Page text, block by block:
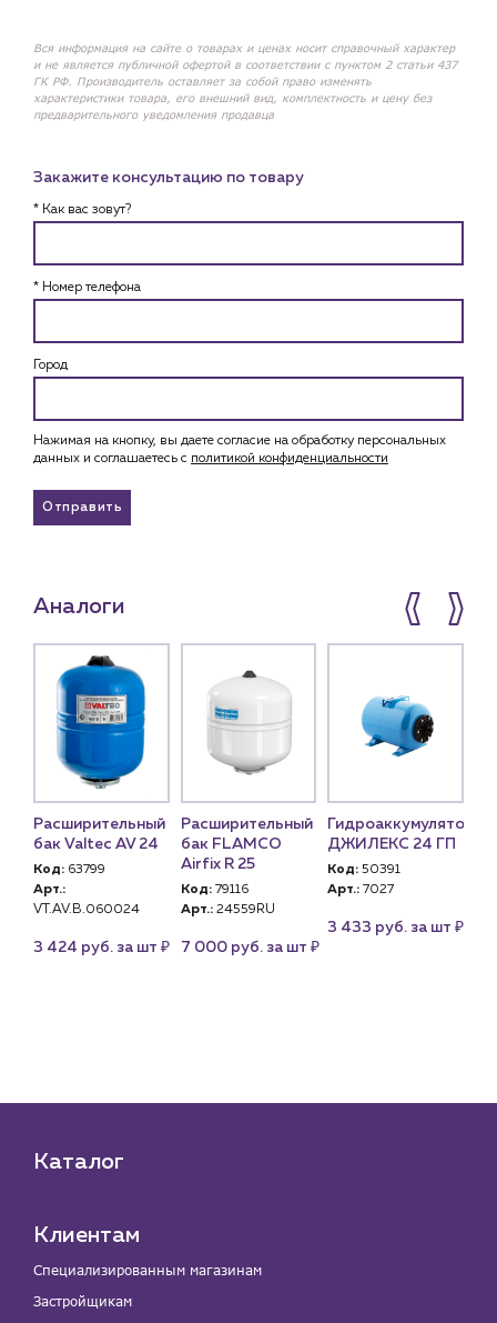
Вся информация на сайте о товарах и ценах носит справочный характер
и не является публичной офертой в соответствии с пунктом 2 статьи 437
ГК РФ. Производитель оставляет за собой право изменять
характеристики товара, его внешний вид, комплектность и цену без
предварительного уведомления продавца
Закажите консультацию по товару
* Как вас зовут?
* Номер телефона
Город
Нажимая на кнопку, вы даете согласие на обработку персональных
данных и соглашаетесь c политикой конфиденциальности
Отправить
Аналоги
Расширительный
бак Valtec AV 24
Код: 63799
Арт.:
VT.AV.B.060024
3 424 руб. за шт ₽
Расширительный
бак FLAMCO
Airfix R 25
Код: 79116
Арт.: 24559RU
7 000 руб. за шт ₽
Гидроаккумулятор
ДЖИЛЕКС 24 ГП
Код: 50391
Арт.: 7027
3 433 руб. за шт₽
Каталог
Клиентам
Специализированным магазинам
Застройщикам